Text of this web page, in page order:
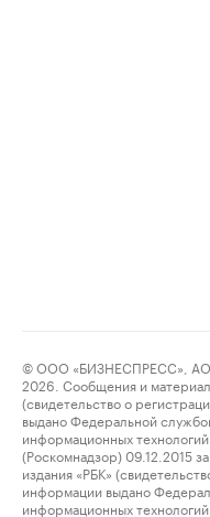
© ООО «БИЗНЕСПРЕСС»,
2026. Сообщения и
(свидетельство о
выдано Федеральной
информационных
(Роскомнадзор) 09.12.2015
издания «РБК»
информации выдано
информационных